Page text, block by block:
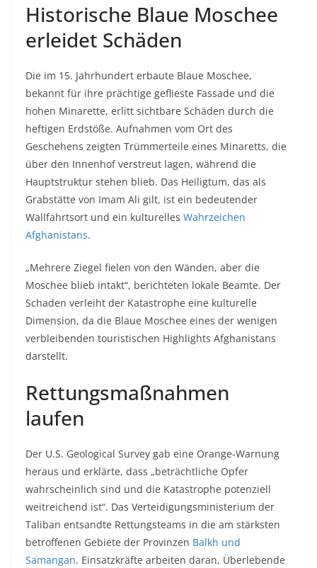
Historische Blaue Moschee
erleidet Schäden
Die im 15. Jahrhundert erbaute Blaue Moschee,
bekannt für ihre prächtige geflieste Fassade und die
hohen Minarette, erlitt sichtbare Schäden durch die
heftigen Erdstöße. Aufnahmen vom Ort des
Geschehens zeigten Trümmerteile eines Minaretts, die
über den Innenhof verstreut lagen, während die
Hauptstruktur stehen blieb. Das Heiligtum, das als
Grabstätte von Imam Ali gilt, ist ein bedeutender
Wallfahrtsort und ein kulturelles Wahrzeichen
Afghanistans.
„Mehrere Ziegel fielen von den Wänden, aber die
Moschee blieb intakt“, berichteten lokale Beamte. Der
Schaden verleiht der Katastrophe eine kulturelle
Dimension, da die Blaue Moschee eines der wenigen
verbleibenden touristischen Highlights Afghanistans
darstellt.
Rettungsmaßnahmen
laufen
Der U.S. Geological Survey gab eine Orange-Warnung
heraus und erklärte, dass „beträchtliche Opfer
wahrscheinlich sind und die Katastrophe potenziell
weitreichend ist“. Das Verteidigungsministerium der
Taliban entsandte Rettungsteams in die am stärksten
betroffenen Gebiete der Provinzen Balkh und
Samangan. Einsatzkräfte arbeiten daran, Überlebende